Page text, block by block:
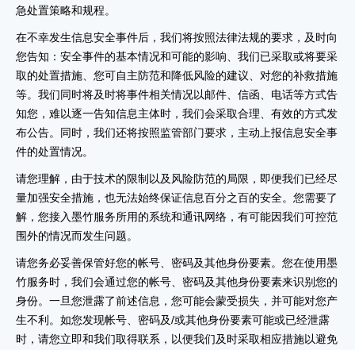
急处置策略和规程。
在不幸发生信息安全事件后，我们将按照法律法规的要求，及时向
您告知：安全事件的基本情况和可能的影响、我们已采取或将要采
取的处置措施、您可自主防范和降低风险的建议、对您的补救措施
等。我们同时将及时将事件相关情况以邮件、信函、电话等方式告
知您，难以逐一告知信息主体时，我们会采取合理、有效的方式发
布公告。同时，我们还将按照监管部门要求，主动上报信息安全事
件的处置情况。
请您理解，由于技术的限制以及风险防范的局限，即便我们已经尽
量加强安全措施，也无法始终保证信息百分之百的安全。您需要了
解，您接入墨竹服务所用的系统和通讯网络，有可能因我们可控范
围外的情况而发生问题。
请您务必妥善保管好您的帐号、密码及其他身份要素。您在使用墨
竹服务时，我们会通过您的帐号、密码及其他身份要素来识别您的
身份。一旦您泄露了前述信息，您可能会蒙受损失，并可能对您产
生不利。如您发现帐号、密码及/或其他身份要素可能或已经泄露
时，请您立即和我们取得联系，以便我们及时采取相应措施以避免